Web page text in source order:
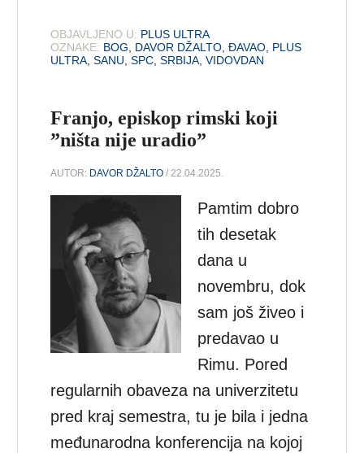
OBJAVLJENO U: PLUS ULTRA
OZNAKE: BOG, DAVOR DŽALTO,ĐAVAO, PLUS
ULTRA,SANU,SPC,SRBIJA,VIDOVDAN
Franjo, episkop rimski koji
”ništa nije uradio”
AUTOR: DAVOR DŽALTO / 22.04.2025.
Pamtim dobro
tih desetak
dana u
novembru, dok
sam još živeo i
predavao u
Rimu. Pored
regularnih obaveza na univerzitetu
pred kraj semestra, tu je bila i jedna
međunarodna konferencija na kojoj